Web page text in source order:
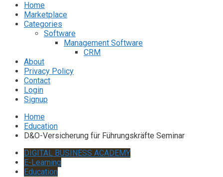
Home
Marketplace
Categories
Software
Management Software
CRM
About
Privacy Policy
Contact
Login
Signup
Home
Education
D&O-Versicherung für Führungskräfte Seminar
DIGITAL BUSINESS ACADEMY
E-Learning
Education